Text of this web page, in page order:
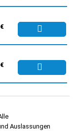
Auslassungen